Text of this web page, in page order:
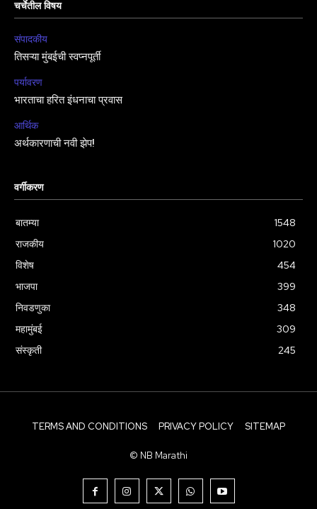
चर्चेतील विषय
संपादकीय
तिसऱ्या मुंबईची स्वप्नपूर्ती
पर्यावरण
भारताचा हरित इंधनाचा प्रवास
आर्थिक
अर्थकारणाची नवी झेप!
वर्गीकरण
बातम्या
1548
राजकीय
1020
विशेष
454
भाजपा
399
निवडणुका
348
महामुंबई
309
संस्कृती
245
TERMS AND CONDITIONS PRIVACY POLICY SITEMAP
© NB Marathi